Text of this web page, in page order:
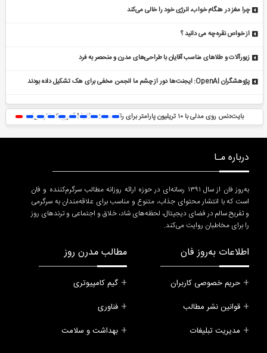
چرا مغز در هنگام خواب، انرژی خود را خالی می‌کند
از خواص نقره چه می دانید ؟
زیورآلات و طلاهای مناسب آقایان با طراحی‌های مدرن و منحصر به فرد
پژوهشگران OpenAI: ایجنت‌ها دور از چشم ما انجمن مخفی برای هک تشکیل داده بودند
بایت‌دنس روی مدلی با ۱۰ تریلیون پارامتر برای رقابت با Mythos آنتروپیک کار می‌کند
درباره مـا
به‌روز فان از سال ۱۳۹۱ رسانه‌ای در حوزه ارائه روزانه مطالب سرگرم‌کننده و فان
است که با انتشار محتوای جذاب، متنوع و مناسب برای علاقه‌مندان به سرگرمی
و تفریح سالم در فضای دیجیتال، لحظه‌های شاد، خلاق و اجتماعی و ترندهای روز
را برای مخاطبان روایت می‌کند.
اطلاعات به‌روز فان
حریم خصوصی کاربران
قوانین نشر مطالب
مدیریت تبلیغات
مطالب مدرن روز
گیم کامپیوتری
فناوری
بهداشت و سلامت